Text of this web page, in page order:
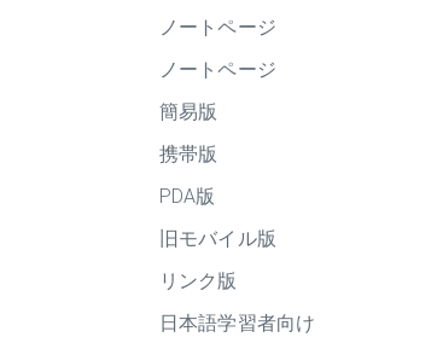
ノートページ
ノートページ
簡易版
携帯版
PDA版
旧モバイル版
リンク版
日本語学習者向け